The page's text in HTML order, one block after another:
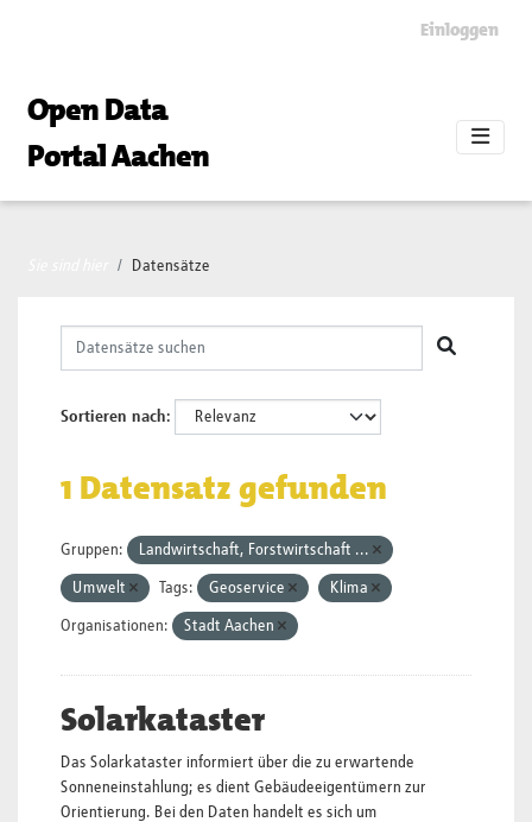
Einloggen
Open Data
Portal Aachen
Datensätze
Sortieren nach
1 Datensatz gefunden
Gruppen: Landwirtschaft, Forstwirtschaft ...
Umwelt Tags: Geoservice Klima
Organisationen: Stadt Aachen
Solarkataster
Das Solarkataster informiert über die zu erwartende
Sonneneinstahlung; es dient Gebäudeeigentümern zur
Orientierung. Bei den Daten handelt es sich um